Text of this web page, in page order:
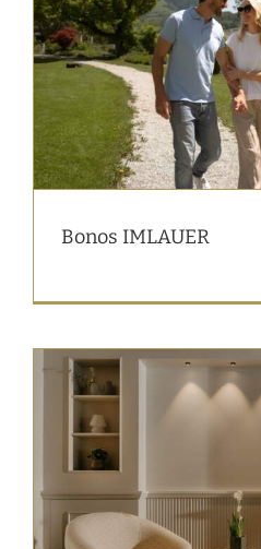
Bonos IMLAUER